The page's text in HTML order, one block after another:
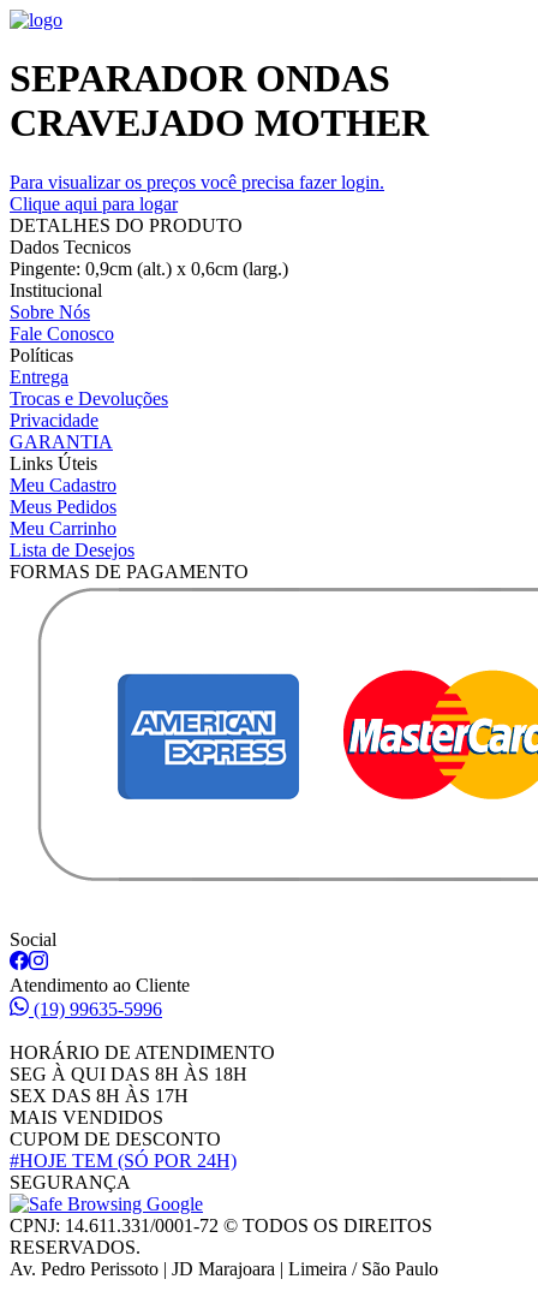
SEPARADOR ONDAS
CRAVEJADO MOTHER
Para visualizar os preços você precisa fazer login.
Clique aqui para logar
DETALHES DO PRODUTO
Dados Tecnicos
Pingente: 0,9cm (alt.) x 0,6cm (larg.)
Institucional
Sobre Nós
Fale Conosco
Políticas
Entrega
Trocas e Devoluções
Privacidade
GARANTIA
Links Úteis
Meu Cadastro
Meus Pedidos
Meu Carrinho
Lista de Desejos
FORMAS DE PAGAMENTO
Social
Atendimento ao Cliente
(19) 99635-5996
HORÁRIO DE ATENDIMENTO
SEG À QUI DAS 8H ÀS 18H
SEX DAS 8H ÀS 17H
MAIS VENDIDOS
CUPOM DE DESCONTO
#HOJE TEM (SÓ POR 24H)
SEGURANÇA
CPNJ: 14.611.331/0001-72 © TODOS OS DIREITOS
RESERVADOS.
Av. Pedro Perissoto | JD Marajoara | Limeira / São Paulo